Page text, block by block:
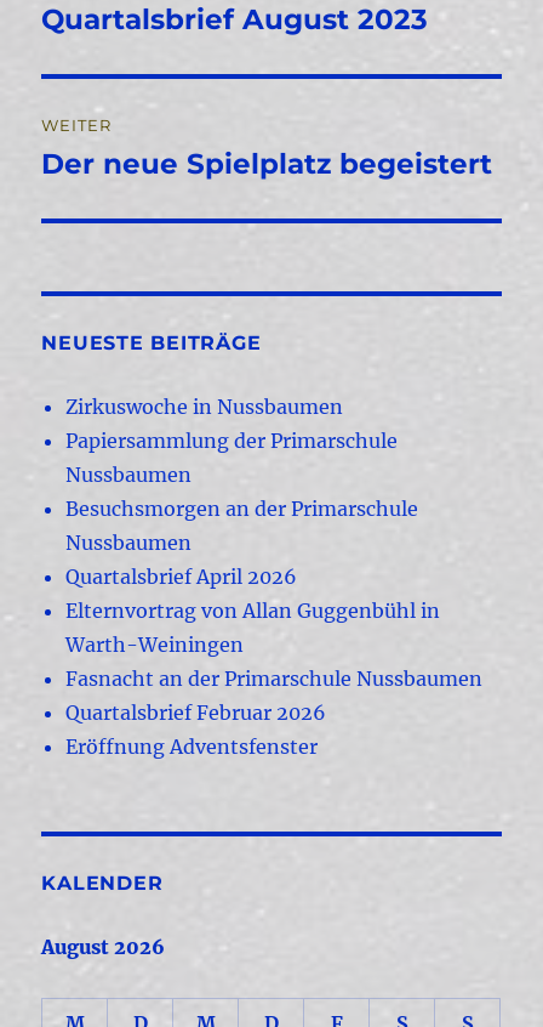
Vorheriger
Quartalsbrief August 2023
WEITER
Nächster
Der neue Spielplatz begeistert
NEUESTE BEITRÄGE
Zirkuswoche in Nussbaumen
Papiersammlung der Primarschule
Nussbaumen
Besuchsmorgen an der Primarschule
Nussbaumen
Quartalsbrief April 2026
Elternvortrag von Allan Guggenbühl in
Warth-Weiningen
Fasnacht an der Primarschule Nussbaumen
Quartalsbrief Februar 2026
Eröffnung Adventsfenster
KALENDER
August 2026